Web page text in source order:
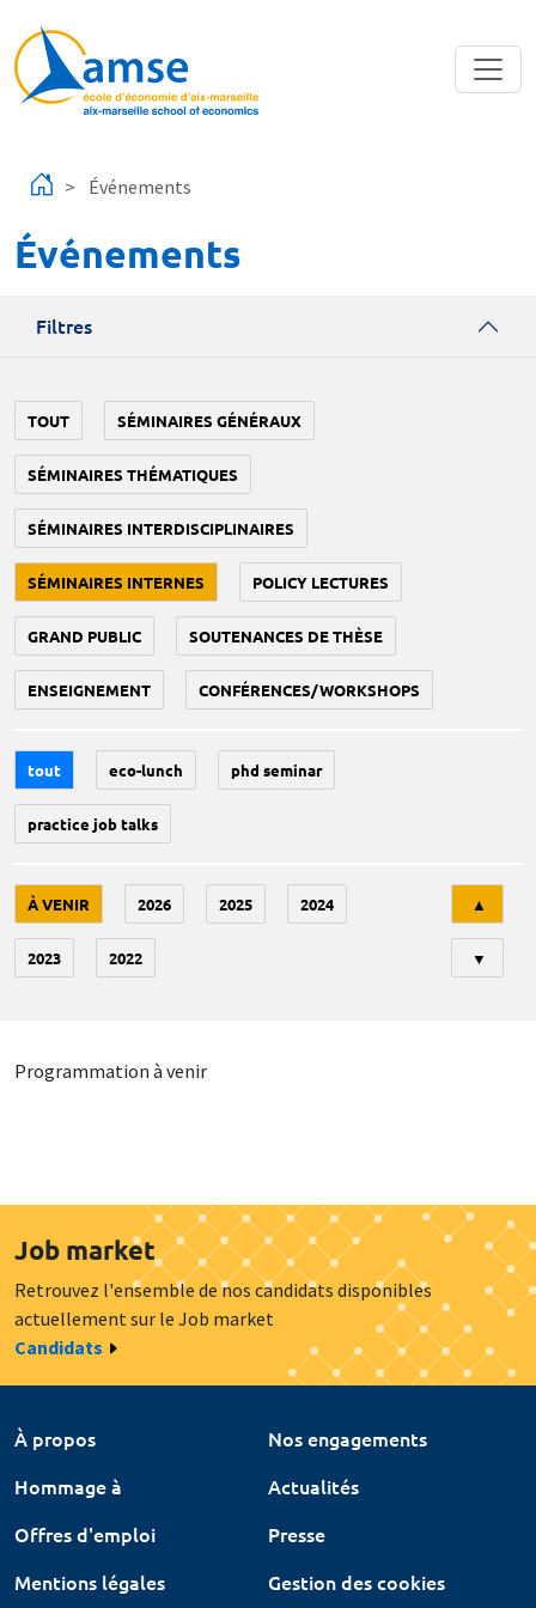
Événements
Événements
Filtres
TOUT SÉMINAIRES GÉNÉRAUX
SÉMINAIRES THÉMATIQUES
SÉMINAIRES INTERDISCIPLINAIRES
SÉMINAIRES INTERNES POLICY LECTURES
GRAND PUBLIC SOUTENANCES DE THÈSE
ENSEIGNEMENT CONFÉRENCES/WORKSHOPS
tout eco-lunch phd seminar
practice job talks
À VENIR 2026 2025 2024
2023 2022
▲
▼
Programmation à venir
Job market
Retrouvez l'ensemble de nos candidats disponibles
actuellement sur le Job market
Candidats
À propos
Nos engagements
Hommage à
Actualités
Offres d'emploi
Presse
Mentions légales
Gestion des cookies